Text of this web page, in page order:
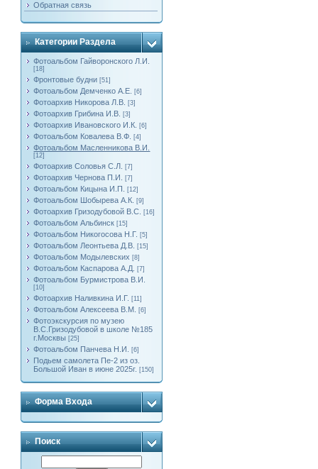
Обратная связь
Категории Раздела
Фотоальбом Гайворонского Л.И.
[18]
Фронтовые будни [51]
Фотоальбом Демченко А.Е. [6]
Фотоархив Никорова Л.В. [3]
Фотоархив Грибина И.В. [3]
Фотоархив Ивановского И.К. [6]
Фотоальбом Ковалева В.Ф. [4]
Фотоальбом Масленникова В.И.
[12]
Фотоархив Соловья С.Л. [7]
Фотоархив Чернова П.И. [7]
Фотоальбом Кицына И.П. [12]
Фотоальбом Шобырева А.К. [9]
Фотоархив Гризодубовой В.С. [16]
Фотоальбом Альбинск [15]
Фотоальбом Никогосова Н.Г. [5]
Фотоальбом Леонтьева Д.В. [15]
Фотоальбом Модылевских [8]
Фотоальбом Каспарова А.Д. [7]
Фотоальбом Бурмистрова В.И.
[10]
Фотоархив Наливкина И.Г. [11]
Фотоальбом Алексеева В.М. [6]
Фотоэкскурсия по музею
В.С.Гризодубовой в школе №185
г.Москвы [25]
Фотоальбом Панчева Н.И. [6]
Подьем самолета Пе-2 из оз.
Большой Иван в июне 2025г. [150]
Форма Входа
Поиск